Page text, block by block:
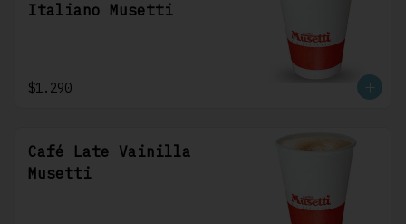
Italiano Musetti
$1.290
Café Late Vainilla
Musetti